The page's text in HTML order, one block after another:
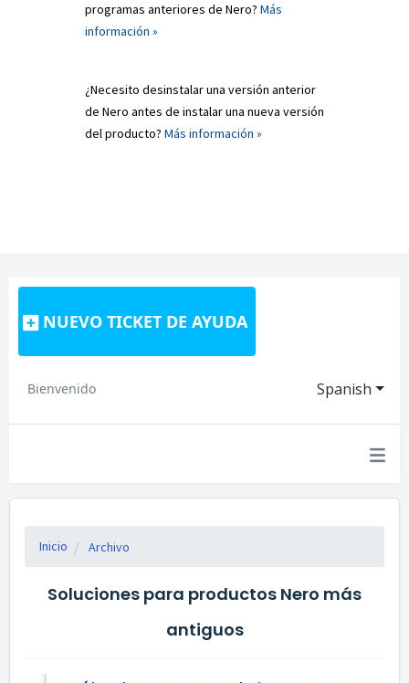
programas anteriores de Nero? Más
información »
¿Necesito desinstalar una versión anterior
de Nero antes de instalar una nueva versión
del producto? Más información »
NUEVO TICKET DE AYUDA
Spanish
Bienvenido
Inicio Archivo
Soluciones para productos Nero más
antiguos